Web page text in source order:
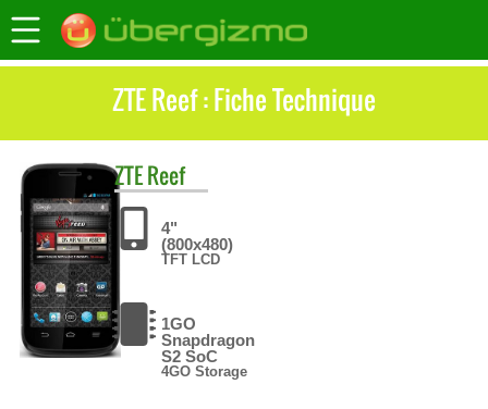
ZTE Reef : Fiche Technique
ZTEReef
4"
(800x480)
TFT LCD
1GO
Snapdragon
S2 SoC
4GO Storage